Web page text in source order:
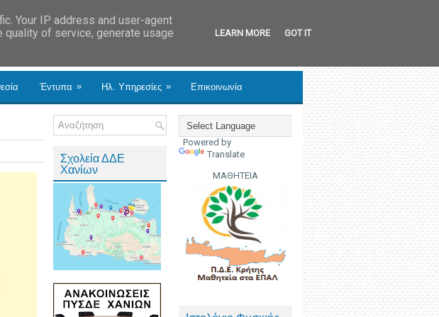
Έντυπα » Ηλ. Υπηρεσίες » Επικοινωνία
Σχολεία ΔΔΕ
Χανίων
Powered by
Translate
ΜΑΘΗΤΕΙΑ
Your IP address and user-agent
of service, generate usage
LEARN MORE GOT IT